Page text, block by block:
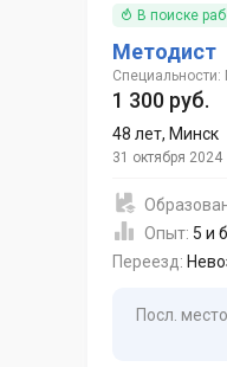
В поиске
Методист
Специальности:
1 300 руб.
48 лет, Минск
31 октября 2024
Опыт: 5 и
Переезд:
Посл.